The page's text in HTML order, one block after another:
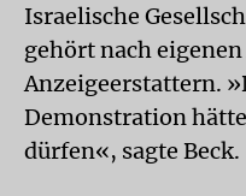
Israelische
gehört nach
Anzeigeerstattern.
Demonstration
dürfen«, sagte Beck.